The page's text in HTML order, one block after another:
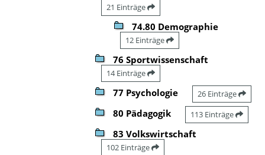
21 Einträge
74.80 Demographie
12 Einträge
76 Sportwissenschaft
14 Einträge
77 Psychologie 26 Einträge
80 Pädagogik 113 Einträge
83 Volkswirtschaft
102 Einträge